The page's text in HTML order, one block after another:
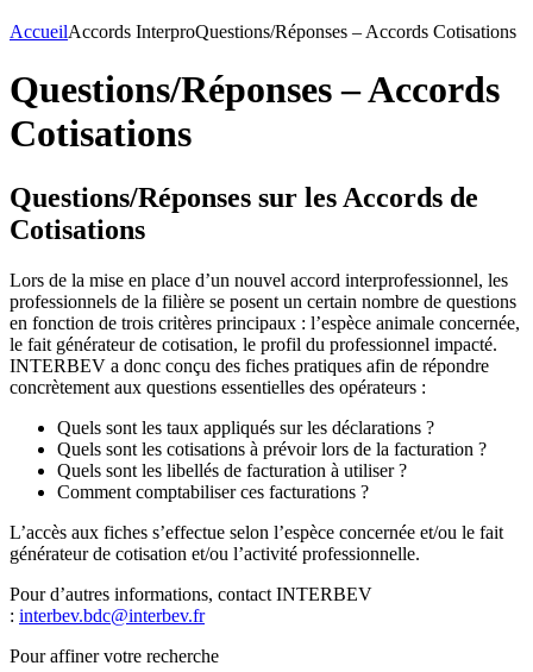
AccueilAccords InterproQuestions/Réponses – Accords Cotisations
Questions/Réponses – Accords
Cotisations
Questions/Réponses sur les Accords de
Cotisations
Lors de la mise en place d’un nouvel accord interprofessionnel, les
professionnels de la filière se posent un certain nombre de questions
en fonction de trois critères principaux : l’espèce animale concernée,
le fait générateur de cotisation, le profil du professionnel impacté.
INTERBEV a donc conçu des fiches pratiques afin de répondre
concrètement aux questions essentielles des opérateurs :
Quels sont les taux appliqués sur les déclarations ?
Quels sont les cotisations à prévoir lors de la facturation ?
Quels sont les libellés de facturation à utiliser ?
Comment comptabiliser ces facturations ?
L’accès aux fiches s’effectue selon l’espèce concernée et/ou le fait
générateur de cotisation et/ou l’activité professionnelle.
Pour d’autres informations, contact INTERBEV
: interbev.bdc@interbev.fr
Pour affiner votre recherche